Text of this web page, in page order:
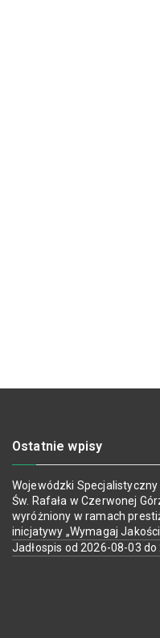
Ostatnie wpisy
Wojewódzki Specjalistyczny
Św. Rafała w Czerwonej
wyróżniony w ramach
inicjatywy „Wymagaj
Jadłospis od 2026-08-03